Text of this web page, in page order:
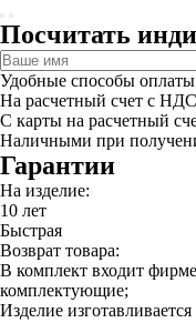
Посчитать
Удобные способы
На расчетный счет с НДС
С карты на расчетный
Наличными при
Гарантии
На изделие:
10 лет
Быстрая
Возврат товара:
В комплект входит
комплектующие;
Изделие